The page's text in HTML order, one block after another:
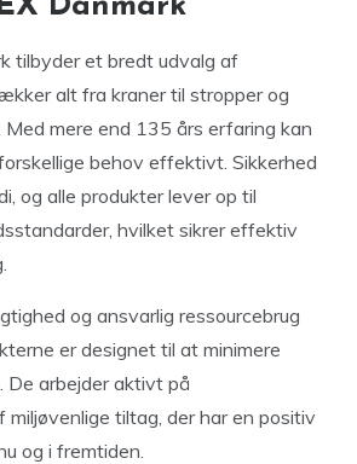
Danmark
tilbyder et bredt udvalg af
alt fra kraner til stropper og
Med mere end 135 års erfaring kan
behov effektivt. Sikkerhed
og alle produkter lever op til
hvilket sikrer effektiv
og ansvarlig ressourcebrug
er designet til at minimere
De arbejder aktivt på
miljøvenlige tiltag, der har en positiv
og i fremtiden.